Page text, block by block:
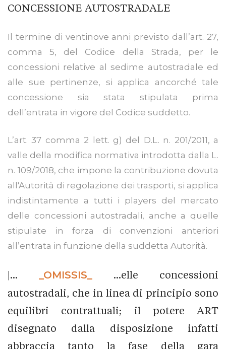
CONCESSIONE AUTOSTRADALE
Il termine di ventinove anni previsto dall’art. 27,
comma 5, del Codice della Strada, per le
concessioni relative al sedime autostradale ed
alle sue pertinenze, si applica ancorché tale
concessione sia stata stipulata prima
dell’entrata in vigore del Codice suddetto.
L’art. 37 comma 2 lett. g) del D.L. n. 201/2011, a
valle della modifica normativa introdotta dalla L.
n. 109/2018, che impone la contribuzione dovuta
all'Autorità di regolazione dei trasporti, si applica
indistintamente a tutti i players del mercato
delle concessioni autostradali, anche a quelle
stipulate in forza di convenzioni anteriori
all’entrata in funzione della suddetta Autorità.
|... _OMISSIS_
...elle concessioni
autostradali, che in linea di principio sono
equilibri contrattuali; il potere ART
disegnato dalla disposizione infatti
abbraccia tanto la fase della gara